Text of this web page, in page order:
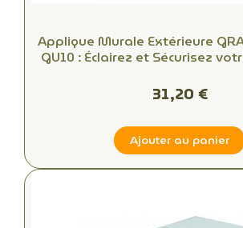
Applique Murale Extérieure
GU10 : Éclairez et Sécurisez
31,20 €
Ajouter au panier